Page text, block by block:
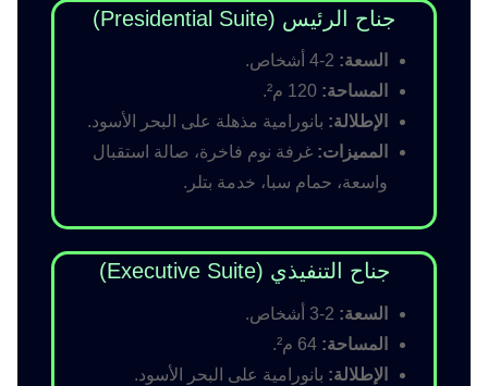
جناح الرئيس (Presidential Suite)
السعة:
المساحة:
الإطلالة: بانورامية مذهلة على البحر الأسود.
المميزات: غرفة نوم فاخرة، صالة استقبال
واسعة، حمام سبا، خدمة بتلر.
جناح التنفيذي (Executive Suite)
السعة:
المساحة:
الإطلالة: بانورامية على البحر الأسود.